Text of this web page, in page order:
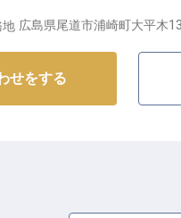
ールやプライベートビー
地 広島県尾道市浦崎町大平木
せをする